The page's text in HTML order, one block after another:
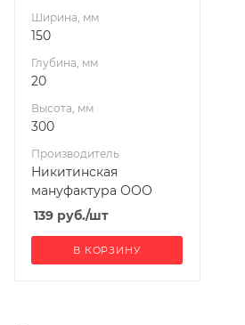
Ширина, мм
150
Глубина, мм
20
Высота, мм
300
Производитель
Никитинская
мануфактура ООО
139 руб./шт
В КОРЗИНУ